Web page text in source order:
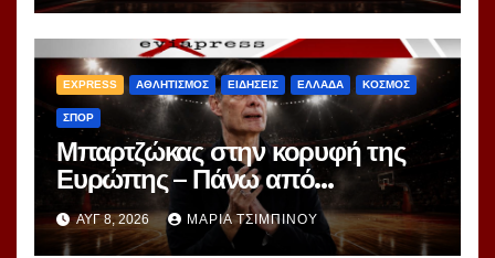
EXPRESS ΑΘΛΗΤΙΣΜΟΣ ΕΙΔΗΣΕΙΣ ΕΛΛΑΔΑ ΚΟΣΜΟΣ
ΣΠΟΡ
Μπαρτζώκας στην κορυφή της
Ευρώπης – Πάνω από
Γιασικεβίτσιους και
Ομπράντοβιτς στο power
ΑΥΓ 8, 2026 ΜΑΡΊΑ ΤΣΙΜΠΙΝΟΎ